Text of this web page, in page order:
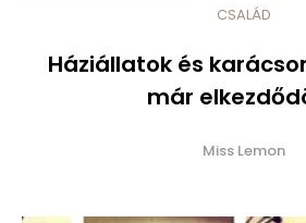
CSALÁD
Háziállatok és
már
Miss Lemon